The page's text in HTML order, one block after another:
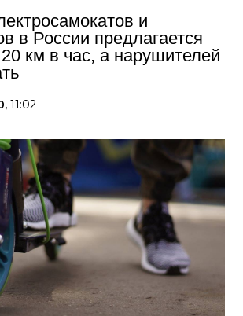
и
в России предлагается
20 км в час, а нарушителей
11:02